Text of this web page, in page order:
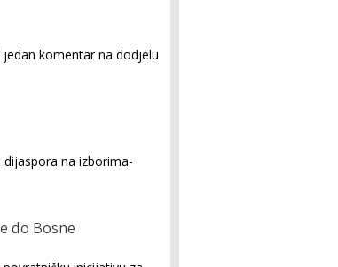
komentar na dodjelu
na izborima-
do Bosne